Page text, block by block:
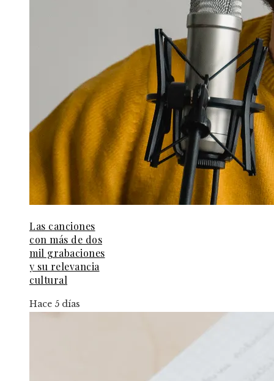
Las canciones
con más de dos
mil grabaciones
y su relevancia
cultural
Hace 5 días